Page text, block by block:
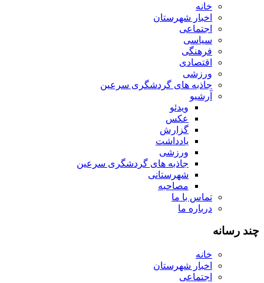
خانه
اخبار شهرستان
اجتماعی
سیاسی
فرهنگی
اقتصادی
ورزشی
جاذبه های گردشگری سرعین
آرشیو
ویدئو
عکس
گزارش
یادداشت
ورزشی
جاذبه های گردشگری سرعین
شهرستانی
مصاحبه
تماس با ما
درباره ما
چند رسانه
خانه
اخبار شهرستان
اجتماعی